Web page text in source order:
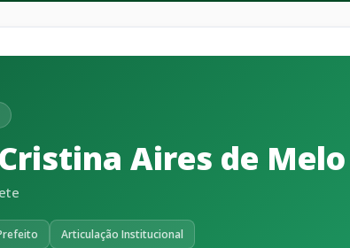
Aires de
Articulação Institucional